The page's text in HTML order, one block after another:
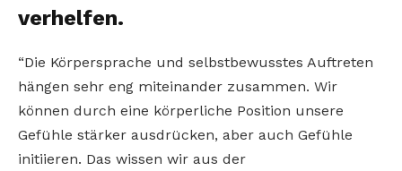
verhelfen.
“Die Körpersprache und selbstbewusstes Auftreten
hängen sehr eng miteinander zusammen. Wir
können durch eine körperliche Position unsere
Gefühle stärker ausdrücken, aber auch Gefühle
initiieren. Das wissen wir aus der